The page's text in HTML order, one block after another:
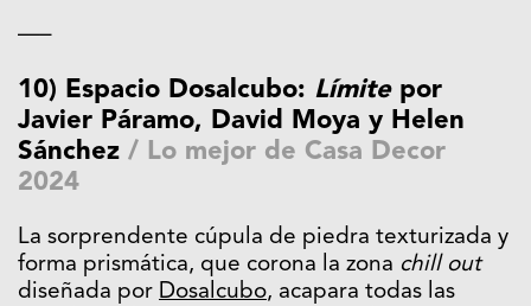
—–
10) Espacio Dosalcubo: Límitepor
Javier Páramo, David Moya y Helen
Sánchez / Lo mejor de Casa Decor
2024
La sorprendente cúpula de piedra texturizada y
forma prismática, que corona la zona chill out
diseñada por Dosalcubo, acapara todas las